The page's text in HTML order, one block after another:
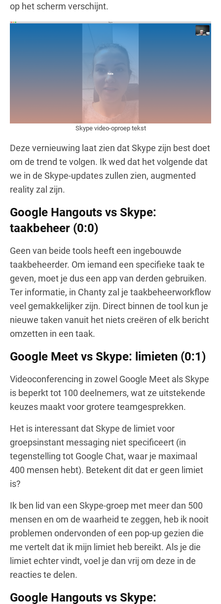
op het scherm verschijnt.
Skype video-oproep tekst
Deze vernieuwing laat zien dat Skype zijn best doet
om de trend te volgen. Ik wed dat het volgende dat
we in de Skype-updates zullen zien, augmented
reality zal zijn.
Google Hangouts vs Skype:
taakbeheer (0:0)
Geen van beide tools heeft een ingebouwde
taakbeheerder. Om iemand een specifieke taak te
geven, moet je dus een app van derden gebruiken.
Ter informatie, in Chanty zal je taakbeheerworkflow
veel gemakkelijker zijn. Direct binnen de tool kun je
nieuwe taken vanuit het niets creëren of elk bericht
omzetten in een taak.
Google Meet vs Skype: limieten (0:1)
Videoconferencing in zowel Google Meet als Skype
is beperkt tot 100 deelnemers, wat ze uitstekende
keuzes maakt voor grotere teamgesprekken.
Het is interessant dat Skype de limiet voor
groepsinstant messaging niet specificeert (in
tegenstelling tot Google Chat, waar je maximaal
400 mensen hebt). Betekent dit dat er geen limiet
is?
Ik ben lid van een Skype-groep met meer dan 500
mensen en om de waarheid te zeggen, heb ik nooit
problemen ondervonden of een pop-up gezien die
me vertelt dat ik mijn limiet heb bereikt. Als je die
limiet echter vindt, voel je dan vrij om deze in de
reacties te delen.
Google Hangouts vs Skype: